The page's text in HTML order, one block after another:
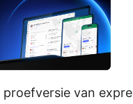
proefversie van